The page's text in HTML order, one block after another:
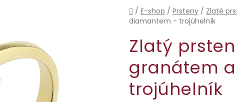
Domů
/ E-shop / Prsteny / Zlaté
diamantem - trojúhelník
Zlatý
granátem
trojúhelník